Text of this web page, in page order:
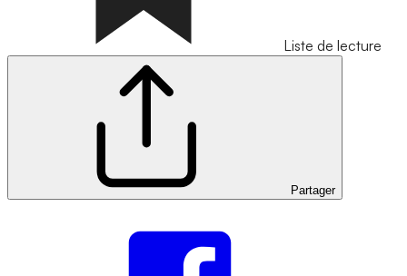
Liste de lecture
Partager